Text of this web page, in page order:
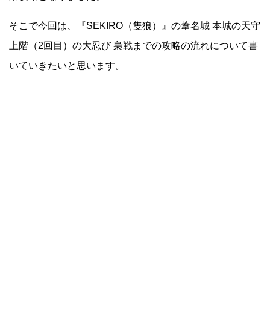
そこで今回は、『SEKIRO（隻狼）』の葦名城 本城の天守
上階（2回目）の大忍び 梟戦までの攻略の流れについて書
いていきたいと思います。